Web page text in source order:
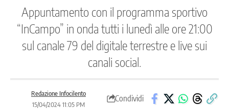
Appuntamento con il programma sportivo
“InCampo” in onda tutti i lunedì alle ore 21:00
sul canale 79 del digitale terrestre e live sui
canali social.
Redazione Infocilento
15/04/2024 11:05 PM
Condividi